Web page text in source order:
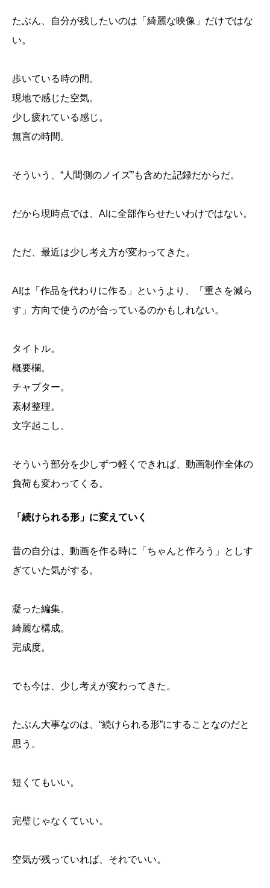
たぶん、自分が残したいのは「綺麗な映像」だけではな
い。
歩いている時の間。
現地で感じた空気。
少し疲れている感じ。
無言の時間。
そういう、“人間側のノイズ”も含めた記録だからだ。
だから現時点では、AIに全部作らせたいわけではない。
ただ、最近は少し考え方が変わってきた。
AIは「作品を代わりに作る」というより、「重さを減ら
す」方向で使うのが合っているのかもしれない。
タイトル。
概要欄。
チャプター。
素材整理。
文字起こし。
そういう部分を少しずつ軽くできれば、動画制作全体の
負荷も変わってくる。
「続けられる形」に変えていく
昔の自分は、動画を作る時に「ちゃんと作ろう」としす
ぎていた気がする。
凝った編集。
綺麗な構成。
完成度。
でも今は、少し考えが変わってきた。
たぶん大事なのは、“続けられる形”にすることなのだと
思う。
短くてもいい。
完璧じゃなくていい。
空気が残っていれば、それでいい。